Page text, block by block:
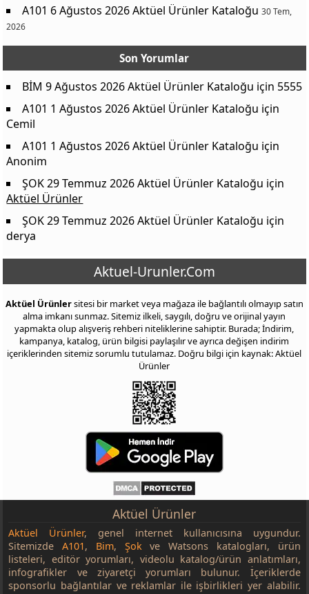
A101 6 Ağustos 2026 Aktüel Ürünler Kataloğu 30 Tem,
2026
Son Yorumlar
BİM 9 Ağustos 2026 Aktüel Ürünler Kataloğu için 5555
A101 1 Ağustos 2026 Aktüel Ürünler Kataloğu için
Cemil
A101 1 Ağustos 2026 Aktüel Ürünler Kataloğu için
Anonim
ŞOK 29 Temmuz 2026 Aktüel Ürünler Kataloğu için
Aktüel Ürünler
ŞOK 29 Temmuz 2026 Aktüel Ürünler Kataloğu için
derya
Aktuel-Urunler.Com
Aktüel Ürünlersitesi bir market veya mağaza ile bağlantılı olmayıp satın
alma imkanı sunmaz. Sitemiz ilkeli, saygılı, doğru ve orijinal yayın
yapmakta olup alışveriş rehberi niteliklerine sahiptir. Burada; İndirim,
kampanya, katalog, ürün bilgisi paylaşılır ve ayrıca değişen indirim
içeriklerinden sitemiz sorumlu tutulamaz. Doğru bilgi için kaynak: Aktüel
Ürünler
Aktüel Ürünler
Aktüel Ürünler, genel internet kullanıcısına uygundur.
SitemizdeA101, Bim, Şok ve Watsons katalogları, ürün
listeleri, editör yorumları, videolu katalog/ürün anlatımları,
infografikler ve ziyaretçi yorumları bulunur. İçeriklerde
sponsorlu bağlantılar ve reklamlar ile işbirlikleri yer alabilir.